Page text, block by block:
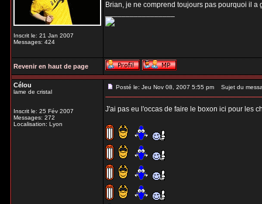
Inscrit le: 21 Jan 2007
Messages: 424
Brian, je ne comprend toujours pas pourquoi il a
_________________
Revenir en haut de page
Célou
lame de cristal
Inscrit le: 25 Fév 2007
Messages: 272
Localisation: Lyon
Posté le: Jeu Nov 08, 2007 5:55 pm Sujet du
J'ai pas eu l'occas de faire le boxon ici pour les